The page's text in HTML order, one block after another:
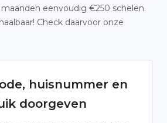
maanden eenvoudig €250 schelen.
Check daarvoor onze
huisnummer en
doorgeven